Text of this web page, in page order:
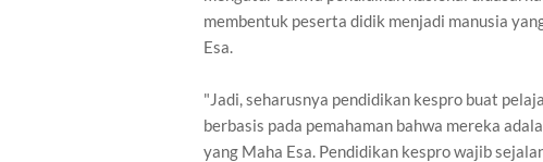
membentuk peserta didik menjadi manusia
Esa.
"Jadi, seharusnya pendidikan kespro buat
berbasis pada pemahaman bahwa mereka
yang Maha Esa. Pendidikan kespro wajib